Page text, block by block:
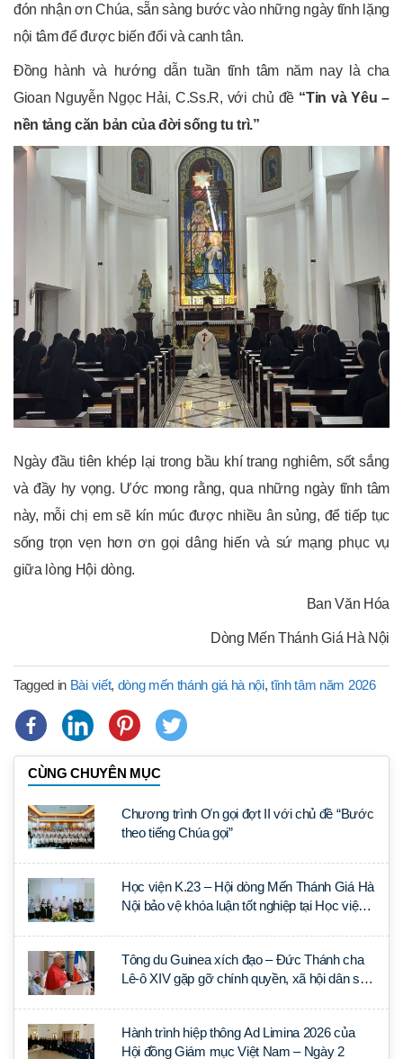
đón nhận ơn Chúa, sẵn sàng bước vào những ngày tĩnh lặng
nội tâm để được biến đổi và canh tân.
Đồng hành và hướng dẫn tuần tĩnh tâm năm nay là cha
Gioan Nguyễn Ngọc Hải, C.Ss.R, với chủ đề “Tin và Yêu –
nền tảng căn bản của đời sống tu trì.”
Ngày đầu tiên khép lại trong bầu khí trang nghiêm, sốt sắng
và đầy hy vọng. Ước mong rằng, qua những ngày tĩnh tâm
này, mỗi chị em sẽ kín múc được nhiều ân sủng, để tiếp tục
sống trọn vẹn hơn ơn gọi dâng hiến và sứ mạng phục vụ
giữa lòng Hội dòng.
Ban Văn Hóa
Dòng Mến Thánh Giá Hà Nội
Tagged in Bài viết, dòng mến thánh giá hà nội,tĩnh tâm năm 2026
CÙNG CHUYÊN MỤC
Chương trình Ơn gọi đợt II với chủ đề “Bước
theo tiếng Chúa gọi”
Học viện K.23 – Hội dòng Mến Thánh Giá Hà
Nội bảo vệ khóa luận tốt nghiệp tại Học viện
Tông du Guinea xích đạo – Đức Thánh cha
Lê-ô XIV gặp gỡ chính quyền, xã hội dân sự
Hành trình hiệp thông Ad Limina 2026 của
Hội đồng Giám mục Việt Nam – Ngày 2